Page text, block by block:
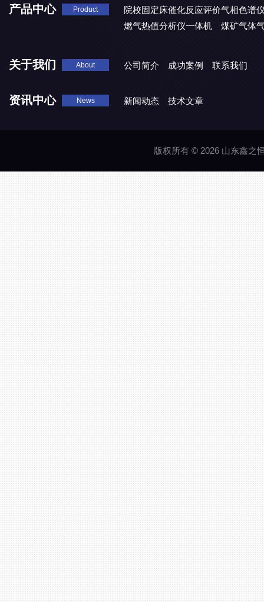
产品中心 Product
院校固定床催化反应评价气相色谱
燃气热值分析仪一体机
煤矿气体
关于我们 About 公司简介 成功案例 联系我们
资讯中心 News 新闻动态 技术文章
版权所有 © 2026 山东鑫之